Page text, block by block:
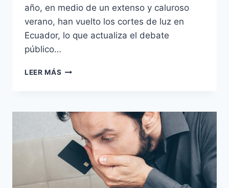
año, en medio de un extenso y caluroso
verano, han vuelto los cortes de luz en
Ecuador, lo que actualiza el debate
público…
LEER MÁS